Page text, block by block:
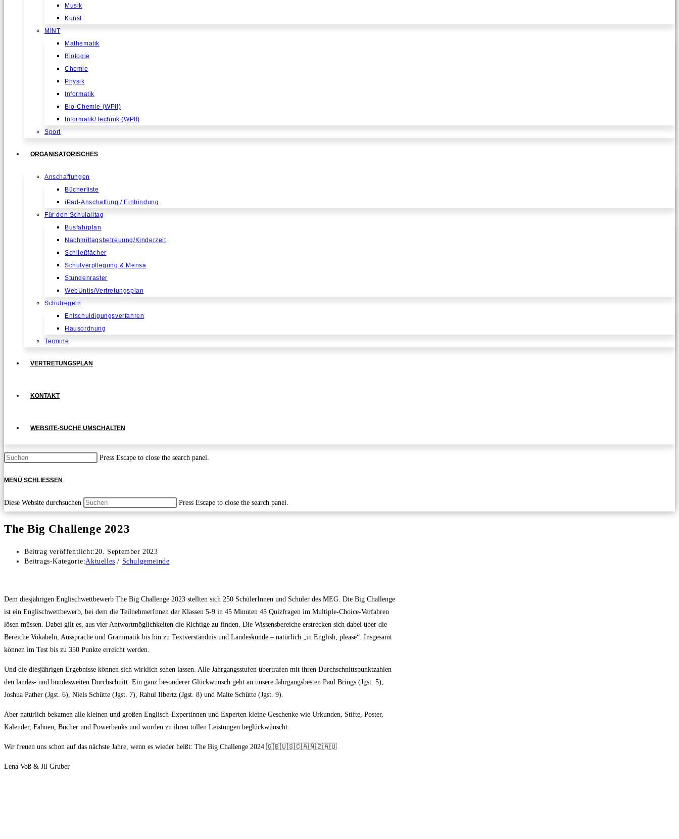
Musik
Kunst
MINT
Mathematik
Biologie
Chemie
Physik
Informatik
Bio-Chemie (WPII)
Informatik/Technik (WPII)
Sport
ORGANISATORISCHES
Anschaffungen
Bücherliste
iPad-Anschaffung / Einbindung
Für den Schulalltag
Busfahrplan
Nachmittagsbetreuung/Kinderzeit
Schließfächer
Schulverpflegung & Mensa
Stundenraster
WebUntis/Vertretungsplan
Schulregeln
Entschuldigungsverfahren
Hausordnung
Termine
VERTRETUNGSPLAN
KONTAKT
WEBSITE-SUCHE UMSCHALTEN
Press Escape to close the search panel.
MENÜ SCHLIESSEN
Diese Website durchsuchen Press Escape to close the search panel.
The Big Challenge 2023
Beitrag veröffentlicht:20. September 2023
Beitrags-Kategorie:Aktuelles / Schulgemeinde
Dem diesjährigen Englischwettbewerb The Big Challenge 2023 stellten sich 250 SchülerInnen und Schüler des MEG. Die Big Challenge
ist ein Englischwettbewerb, bei dem die TeilnehmerInnen der Klassen 5-9 in 45 Minuten 45 Quizfragen im Multiple-Choice-Verfahren
lösen müssen. Dabei gilt es, aus vier Antwortmöglichkeiten die Richtige zu finden. Die Wissensbereiche erstrecken sich dabei über die
Bereiche Vokabeln, Aussprache und Grammatik bis hin zu Textverständnis und Landeskunde – natürlich „in English, please“. Insgesamt
können im Test bis zu 350 Punkte erreicht werden.
Und die diesjährigen Ergebnisse können sich wirklich sehen lassen. Alle Jahrgangsstufen übertrafen mit ihren Durchschnittspunktzahlen
den landes- und bundesweiten Durchschnitt. Ein ganz besonderer Glückwunsch geht an unsere Jahrgangsbesten Paul Brings (Jgst. 5),
Joshua Pather (Jgst. 6), Niels Schütte (Jgst. 7), Rahul Ilbertz (Jgst. 8) und Malte Schütte (Jgst. 9).
Aber natürlich bekamen alle kleinen und großen Englisch-Expertinnen und Experten kleine Geschenke wie Urkunden, Stifte, Poster,
Kalender, Fahnen, Bücher und Powerbanks und wurden zu ihren tollen Leistungen beglückwünscht.
Wir freuen uns schon auf das nächste Jahre, wenn es wieder heißt: The Big Challenge 2024 🇬🇧🇺🇸🇨🇦🇳🇿🇦🇺
Lena Voß & Jil Gruber